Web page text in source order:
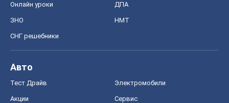
Онлайн уроки ДПА
ЗНО НМТ
СНГ решебники
Авто
Тест Драйв Электромобили
Акции Сервис